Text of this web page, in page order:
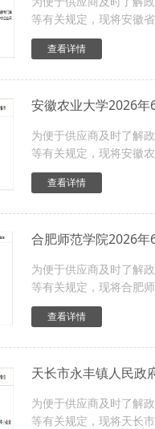
等有关规定，现将安徽
查看详情
安徽农业大学2026
为便于供应商及时了解
等有关规定，现将安徽
查看详情
合肥师范学院2026
为便于供应商及时了解
等有关规定，现将合肥
查看详情
天长市永丰镇人民政
为便于供应商及时了解
等有关规定，现将天长